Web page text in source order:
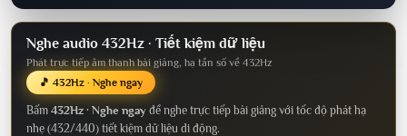
Nghe audio 432Hz · Tiết kiệm dữ liệu
Phát trực tiếp âm thanh bài giảng, hạ tần số về 432Hz
🎵 432Hz · Nghe ngay
Bấm 432Hz · Nghe ngay để nghe trực tiếp bài giảng với tốc độ phát hạ
nhẹ (432/440) tiết kiệm dữ liệu di động.